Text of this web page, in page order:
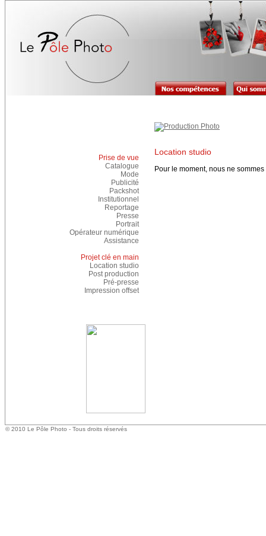
Prise de vue
Catalogue
Mode
Publicité
Packshot
Institutionnel
Reportage
Presse
Portrait
Opérateur numérique
Assistance
Projet clé en main
Location studio
Post production
Pré-presse
Impression offset
Location studio
Pour le moment, nous ne
© 2010 Le Pôle Photo - Tous droits réservés